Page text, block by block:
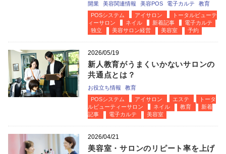
開業 美容関連情報 美容POS 電子カルテ
教育
POSシステム
アイサロン
トータルビューテ
ィーサロン
ネイル 新着記事
電子カルテ
独立
美容サロン経営 美容室 予約
2026/05/19
新人教育がうまくいかないサロンの
共通点とは？
お役立ち情報
教育
POSシステム
アイサロン エステ
トータ
ルビューティーサロン
ネイル 教育
新着
記事
電子カルテ 美容室
2026/04/21
美容室・サロンのリピート率を上げ